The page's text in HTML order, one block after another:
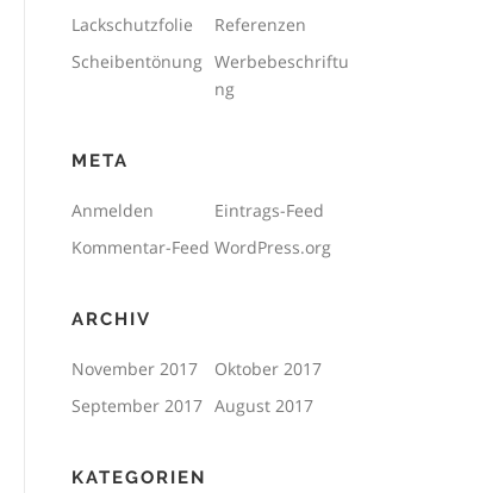
Lackschutzfolie
Referenzen
Scheibentönung Werbebeschriftu
ng
META
Anmelden
Eintrags-Feed
Kommentar-Feed WordPress.org
ARCHIV
November 2017
Oktober 2017
September 2017 August 2017
KATEGORIEN